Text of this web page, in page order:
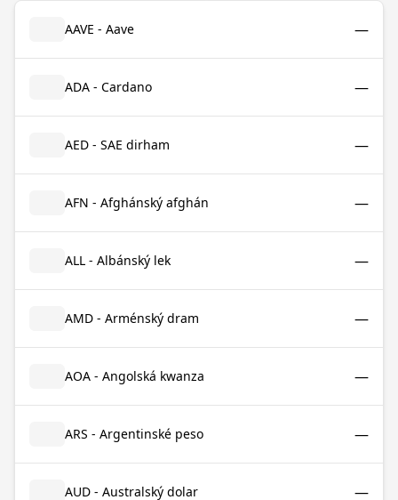
AAVE - Aave —
ADA - Cardano —
AED - SAE dirham —
AFN - Afghánský afghán —
ALL - Albánský lek —
AMD - Arménský dram —
AOA - Angolská kwanza —
ARS - Argentinské peso —
AUD - Australský dolar —